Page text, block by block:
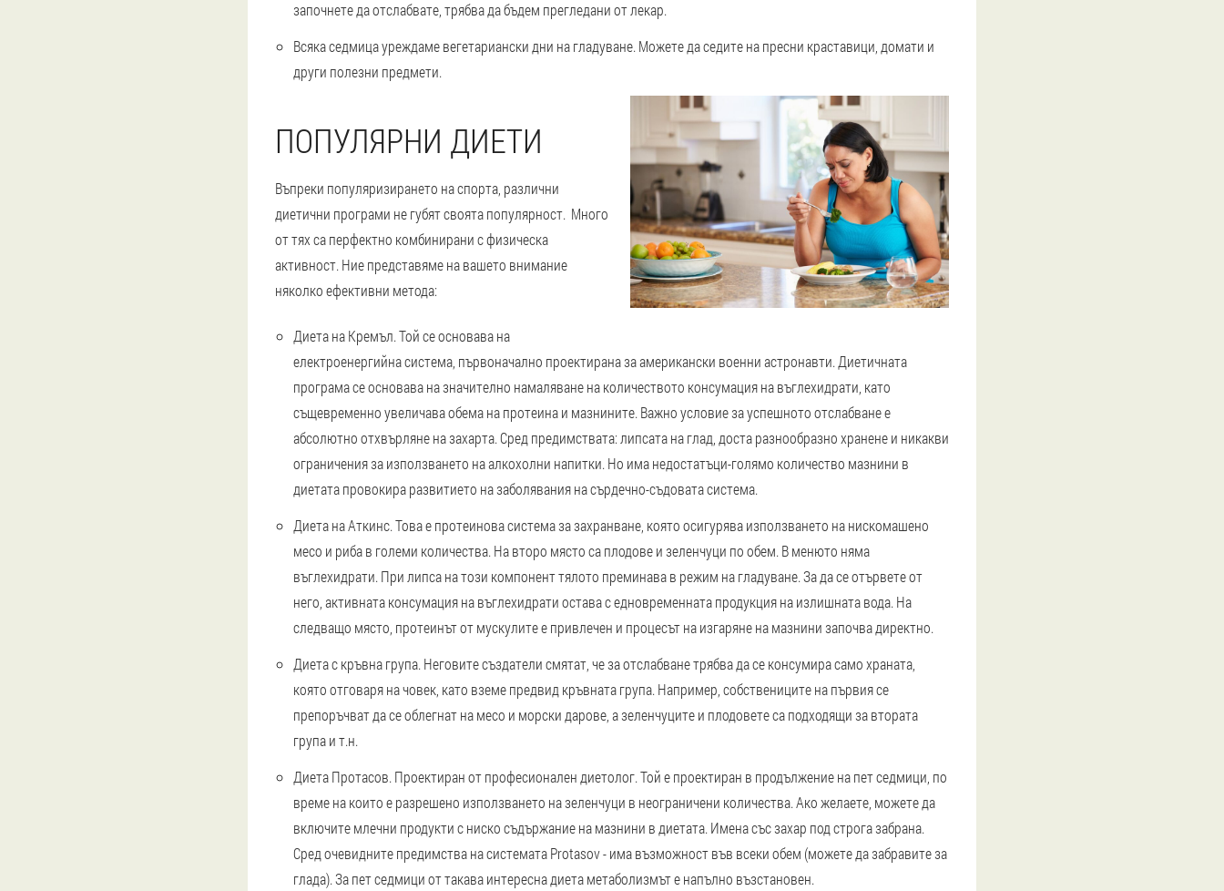
започнете да отслабвате, трябва да бъдем прегледани от лекар.
Всяка седмица уреждаме вегетариански дни на гладуване. Можете да седите на пресни краставици, домати и
други полезни предмети.
ПОПУЛЯРНИ ДИЕТИ
Въпреки популяризирането на спорта, различни
диетични програми не губят своята популярност. Много
от тях са перфектно комбинирани с физическа
активност. Ние представяме на вашето внимание
няколко ефективни метода:
Диета на Кремъл. Той се основава на
електроенергийна система, първоначално проектирана за американски военни астронавти. Диетичната
програма се основава на значително намаляване на количеството консумация на въглехидрати, като
същевременно увеличава обема на протеина и мазнините. Важно условие за успешното отслабване е
абсолютно отхвърляне на захарта. Сред предимствата: липсата на глад, доста разнообразно хранене и никакви
ограничения за използването на алкохолни напитки. Но има недостатъци-голямо количество мазнини в
диетата провокира развитието на заболявания на сърдечно-съдовата система.
Диета на Аткинс. Това е протеинова система за захранване, която осигурява използването на нискомашено
месо и риба в големи количества. На второ място са плодове и зеленчуци по обем. В менюто няма
въглехидрати. При липса на този компонент тялото преминава в режим на гладуване. За да се отървете от
него, активната консумация на въглехидрати остава с едновременната продукция на излишната вода. На
следващо място, протеинът от мускулите е привлечен и процесът на изгаряне на мазнини започва директно.
Диета с кръвна група. Неговите създатели смятат, че за отслабване трябва да се консумира само храната,
която отговаря на човек, като вземе предвид кръвната група. Например, собствениците на първия се
препоръчват да се облегнат на месо и морски дарове, а зеленчуците и плодовете са подходящи за втората
група и т.н.
Диета Протасов. Проектиран от професионален диетолог. Той е проектиран в продължение на пет седмици, по
време на които е разрешено използването на зеленчуци в неограничени количества. Ако желаете, можете да
включите млечни продукти с ниско съдържание на мазнини в диетата. Имена със захар под строга забрана.
Сред очевидните предимства на системата Protasov - има възможност във всеки обем (можете да забравите за
глада). За пет седмици от такава интересна диета метаболизмът е напълно възстановен.